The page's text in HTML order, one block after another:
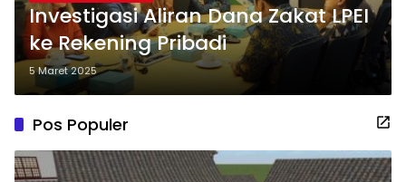
Investigasi Aliran Dana Zakat LPEI
ke Rekening Pribadi
5 Maret 2025
Pos Populer